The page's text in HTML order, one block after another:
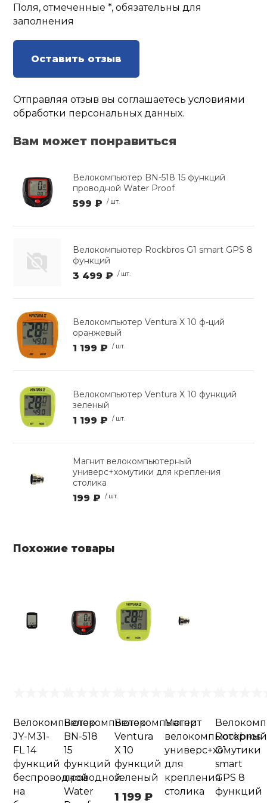
Поля, отмеченные *, обязательны для
заполнения
Оставить отзыв
Отправляя отзыв вы соглашаетесьусловиями
обработки персональных данных.
Вам может понравиться
Велокомпьютер BN-518 15 функций
проводной Water Proof
599 ₽ / шт.
Велокомпьютер Rockbros G1 smart GPS 8
функций
3 499 ₽ / шт.
Велокомпьютер Ventura X 10 ф-ций
оранжевый
1 199 ₽ / шт.
Велокомпьютер Ventura X 10 функций
зеленый
1 199 ₽ / шт.
Магнит велокомпьютерный
универс+хомутики для крепления
столика
199 ₽ / шт.
Похожие товары
Велокомпьютер
JY-M31-
FL 14
функций
беспроводной
на
Велокомпьютер
BN-518
15
функций
проводной
Water
Велокомпьютер
Ventura
X 10
функций
зеленый
1 199 ₽
Магнит
велокомпьютерный
универс+хомутики
для
крепления
столика
Rockbros
G1
smart
GPS 8
функций